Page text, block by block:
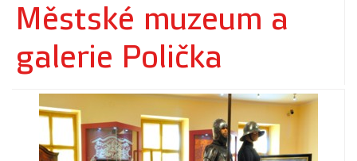
Městské muzeum a
galerie Polička